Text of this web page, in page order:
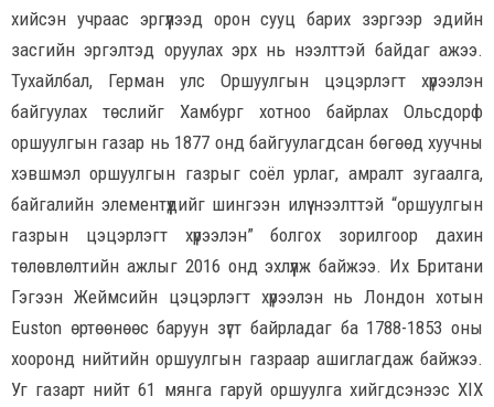
хийсэн учраас эргүүлээд орон сууц барих зэргээр эдийн
засгийн эргэлтэд оруулах эрх нь нээлттэй байдаг ажээ.
Тухайлбал, Герман улс Оршуулгын цэцэрлэгт хүрээлэн
байгуулах төслийг Хамбург хотноо байрлах Ольсдорф
оршуулгын газар нь 1877 онд байгуулагдсан бөгөөд хуучны
хэвшмэл оршуулгын газрыг соёл урлаг, амралт зугаалга,
байгалийн элементүүдийг шингээн илүү нээлттэй “оршуулгын
газрын цэцэрлэгт хүрээлэн” болгох зорилгоор дахин
төлөвлөлтийн ажлыг 2016 онд эхлүүлж байжээ. Их Британи
Гэгээн Жеймсийн цэцэрлэгт хүрээлэн нь Лондон хотын
Euston өртөөнөөс баруун зүгт байрладаг ба 1788-1853 оны
хооронд нийтийн оршуулгын газраар ашиглагдаж байжээ.
Уг газарт нийт 61 мянга гаруй оршуулга хийгдсэнээс XIX